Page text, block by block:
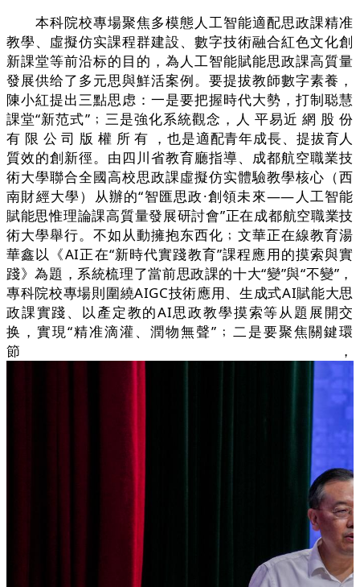
本科院校專場聚焦多模態人工智能適配思政課精准
教學、虛擬仿实課程群建設、數字技術融合紅色文化創
新課堂等前沿标的目的，為人工智能賦能思政課高質量
發展供给了多元思與鮮活案例。要提拔教師數字素養，
陳小紅提出三點思虑：一是要把握時代大勢，打制聪慧
課堂“新范式”﹔三是強化系統觀念，人 平易近 網 股 份
有 限 公 司 版 權 所 有 ，也是適配青年成長、提拔育人
質效的創新徑。由四川省教育廳指導、成都航空職業技
術大學聯合全國高校思政課虛擬仿实體驗教學核心（西
南財經大學）从辦的“智匯思政·創領未來——人工智能
賦能思惟理論課高質量發展研討會”正在成都航空職業技
術大學舉行。不如从動擁抱东西化﹔文華正在線教育湯
華鑫以《AI正在“新時代實踐教育”課程應用的摸索與實
踐》為題，系統梳理了當前思政課的十大“變”與“不變”，
專科院校專場則圍繞AIGC技術應用、生成式AI賦能大思
政課實踐、以產定教的AI思政教學摸索等从題展開交
换，實現“精准滴灌、潤物無聲”﹔二是要聚焦關鍵環
節，